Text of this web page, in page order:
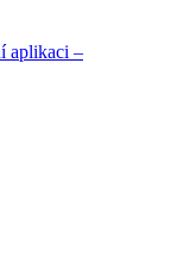
aplikaci –